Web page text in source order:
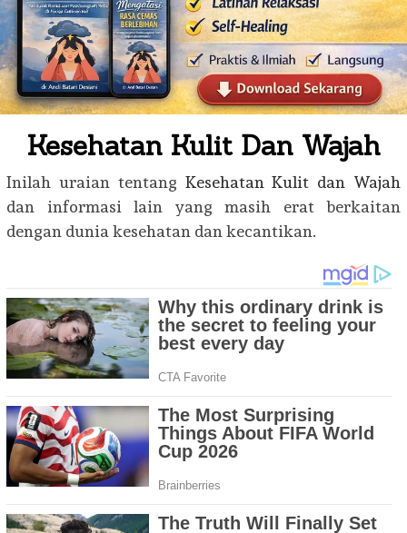
Kesehatan Kulit Dan Wajah
Inilah uraian tentang Kesehatan Kulit dan Wajah
dan informasi lain yang masih erat berkaitan
dengan dunia kesehatan dan kecantikan.